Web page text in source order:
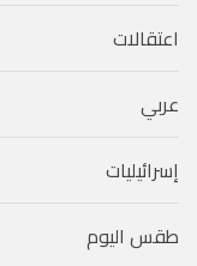
اعتقالات
عربي
إسرائيليات
طقس اليوم